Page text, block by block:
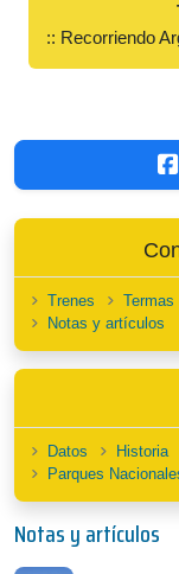
:: Recorriendo
Trenes Termas
Notas y artículos
Datos Historia
Parques
Notas y artículos